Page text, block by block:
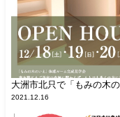
大洲市北只で「もみの木
2021.12.16